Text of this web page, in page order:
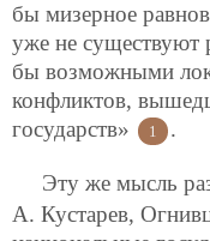
бы мизерное
уже не существуют
бы возможными
конфликтов,
государств»
1 .
Эту же мысль
А. Кустарев,